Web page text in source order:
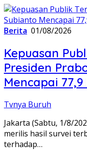
Berita 01/08/2026
Kepuasan
Presiden
Mencapai 77,9
Tvnya Buruh
Jakarta (Sabtu, 1/8/
merilis hasil survei
terhadap…